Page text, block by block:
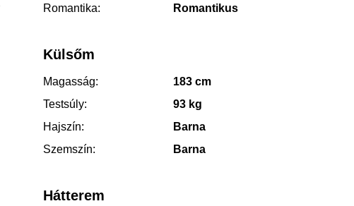
Romantika:
Romantikus
Külsőm
Magasság:
183 cm
Testsúly:
93 kg
Hajszín:
Barna
Szemszín:
Barna
Hátterem